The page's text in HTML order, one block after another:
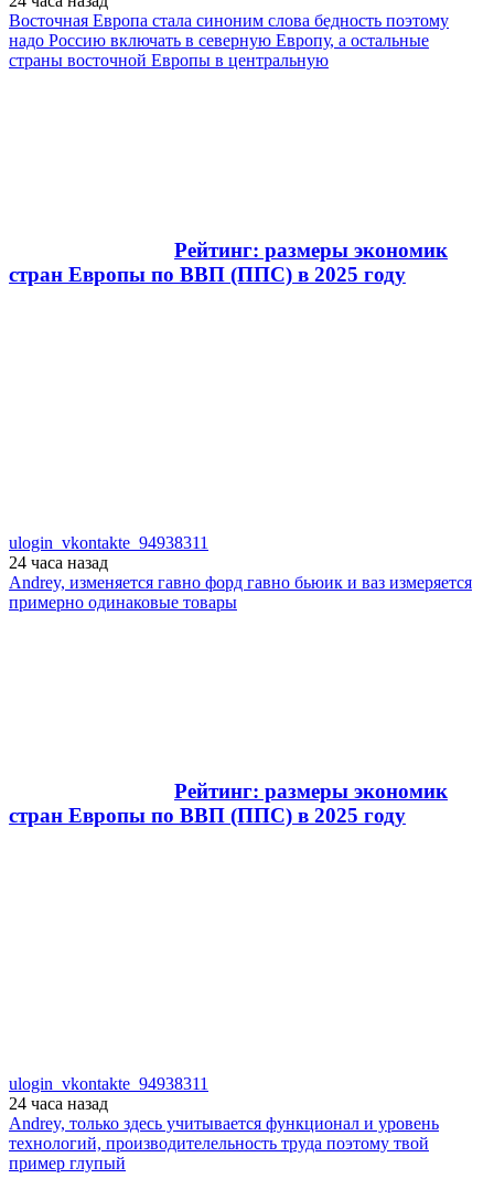
Восточная Европа стала синоним слова бедность поэтому
надо Россию включать в северную Европу, а остальные
страны восточной Европы в центральную
Рейтинг: размеры экономик
стран Европы по ВВП (ППС) в 2025 году
ulogin_vkontakte_94938311
24 часа назад
Andrey, изменяется гавно форд гавно бьюик и ваз измеряется
примерно одинаковые товары
Рейтинг: размеры экономик
стран Европы по ВВП (ППС) в 2025 году
ulogin_vkontakte_94938311
24 часа назад
Andrey, только здесь учитывается функционал и уровень
технологий, производителельность труда поэтому твой
пример глупый